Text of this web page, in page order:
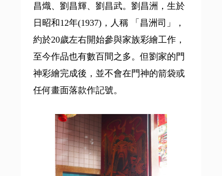
昌熾、劉昌輝、劉昌武。劉昌洲，生於
日昭和12年(1937)，人稱 「昌洲司」，
約於20歲左右開始參與家族彩繪工作，
至今作品也有數百間之多。但劉家的門
神彩繪完成後，並不會在門神的箭袋或
任何畫面落款作記號。